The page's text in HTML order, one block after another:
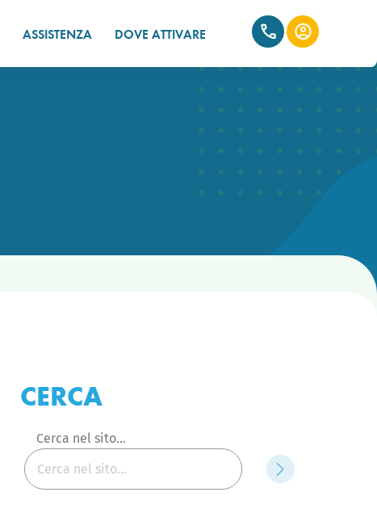
ASSISTENZA DOVE ATTIVARE
CERCA
Cerca nel sito...
Cerca